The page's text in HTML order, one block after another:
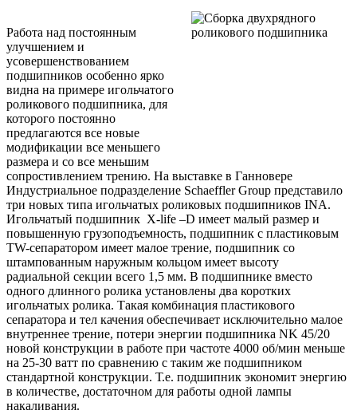
Работа над постоянным
улучшением и
усовершенствованием
подшипников особенно ярко
видна на примере игольчатого
роликового подшипника, для
которого постоянно
предлагаются все новые
модификации все меньшего
размера и со все меньшим
сопростивлением трению. На выставке в Ганновере
Индустриальное подразделение Schaeffler Group представило
три новых типа игольчатых роликовых подшипников INA.
Игольчатый подшипник X-life –D имеет малый размер и
повышенную грузоподъемность, подшипник с пластиковым
TW-сепаратором имеет малое трение, подшипник со
штампованным наружным кольцом имеет высоту
радиальной секции всего 1,5 мм. В подшипнике вместо
одного длинного ролика установлены два коротких
игольчатых ролика. Такая комбинация пластикового
сепаратора и тел качения обеспечивает исключительно малое
внутреннее трение, потери энергии подшипника NK 45/20
новой конструкции в работе при частоте 4000 об/мин меньше
на 25-30 ватт по сравнению с таким же подшипником
стандартной конструкции. Т.е. подшипник экономит энергию
в количестве, достаточном для работы одной лампы
накаливания.